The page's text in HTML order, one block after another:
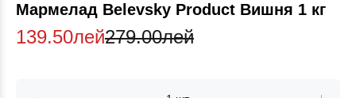
Мармелад Belevsky Product Вишня 1 кг
139.50лей279.00лей